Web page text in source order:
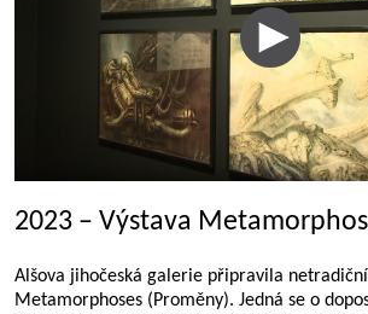
2023 – Výstava
Alšova jihočeská galerie připravila
Metamorphoses (Proměny). Jedná se o